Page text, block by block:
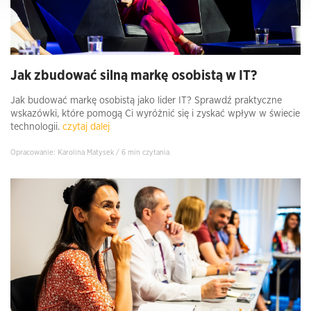
Jak zbudować silną markę osobistą w IT?
Jak budować markę osobistą jako lider IT? Sprawdź praktyczne
wskazówki, które pomogą Ci wyróżnić się i zyskać wpływ w świecie
technologii. czytaj dalej
Opracowanie: Karolina Matysek / 6 min czytania